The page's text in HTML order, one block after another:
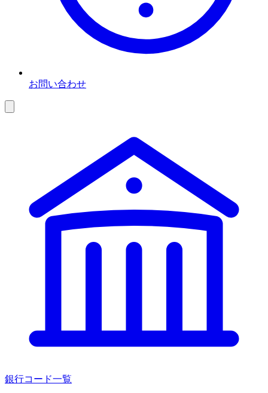
お問い合わせ
銀行コード一覧